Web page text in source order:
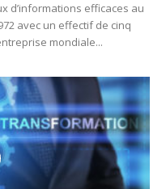
d’informations efficaces au
avec un effectif de cinq
mondiale...